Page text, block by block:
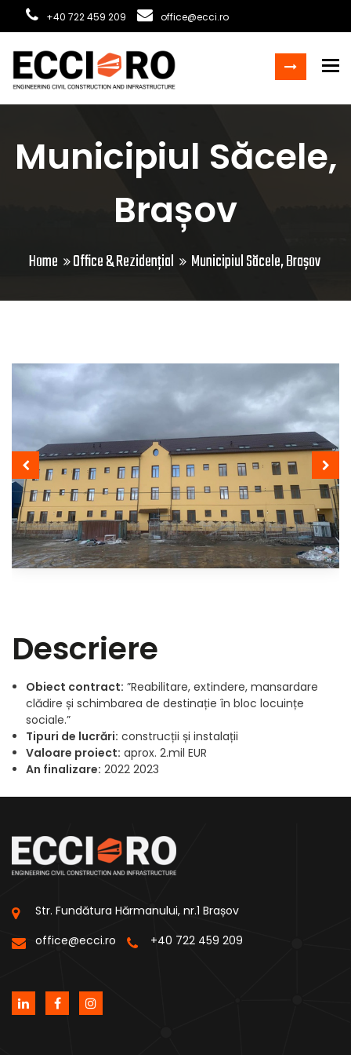
+40 722 459 209 office@ecci.ro
Municipiul Săcele,
Brașov
Home Office & Rezidențial Municipiul Săcele, Brașov
Obiect contract: ”Reabilitare, extindere, mansardare
clădire și schimbarea de destinație în bloc locuințe
sociale.”
Tipuri de lucrări: construcții și instalații
Valoare proiect: aprox. 2.mil EUR
An finalizare: 2022 2023
Str. Fundătura Hărmanului, nr.1 Brașov
office@ecci.ro
+40 722 459 209